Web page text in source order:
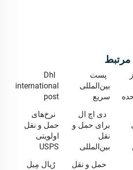
پست
بین‌المللی
سریع
Dhl
international
post
دی اچ ال
برای حمل و
نقل
بین‌المللی
نرخ‌های
حمل و نقل
اولویتی
USPS
حمل و نقل
رُیال مِیل